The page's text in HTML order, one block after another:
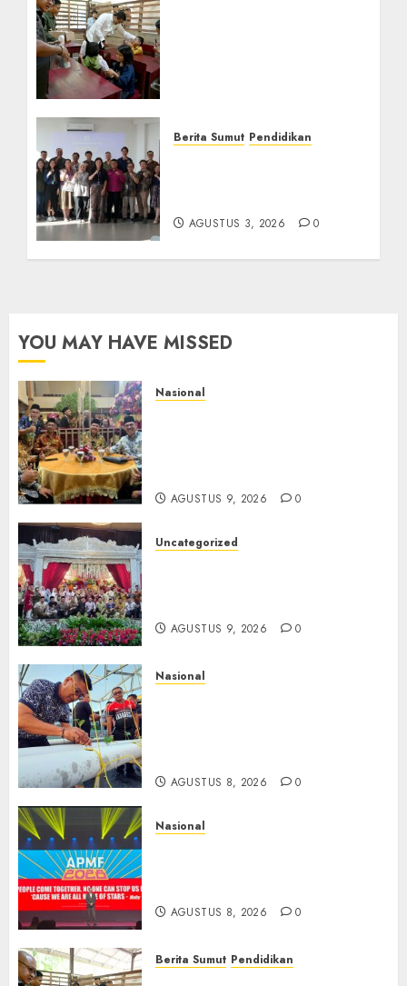
Berita Sumut Pendidikan
AGUSTUS 3, 2026 0
YOU MAY HAVE MISSED
Nasional
AGUSTUS 9, 2026 0
Uncategorized
AGUSTUS 9, 2026 0
Nasional
AGUSTUS 8, 2026 0
Nasional
AGUSTUS 8, 2026 0
Berita Sumut Pendidikan